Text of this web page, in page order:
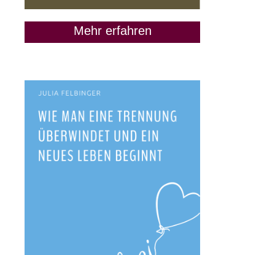
Mehr erfahren